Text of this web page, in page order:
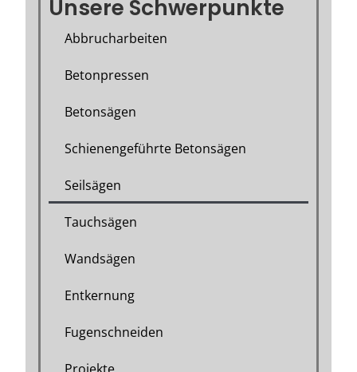
Unsere Schwerpunkte
Abbrucharbeiten
Betonpressen
Betonsägen
Schienengeführte Betonsägen
Seilsägen
Tauchsägen
Wandsägen
Entkernung
Fugenschneiden